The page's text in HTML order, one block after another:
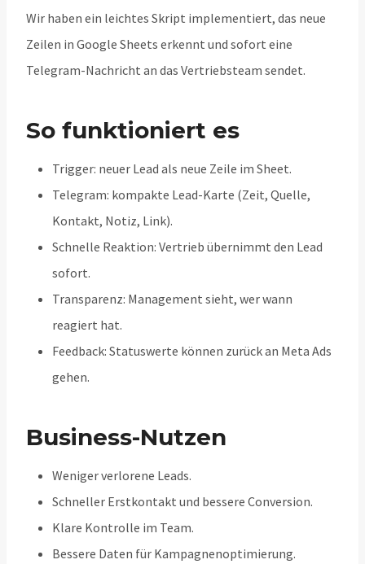
Wir haben ein leichtes Skript implementiert, das neue
Zeilen in Google Sheets erkennt und sofort eine
Telegram-Nachricht an das Vertriebsteam sendet.
So funktioniert es
Trigger: neuer Lead als neue Zeile im Sheet.
Telegram: kompakte Lead-Karte (Zeit, Quelle,
Kontakt, Notiz, Link).
Schnelle Reaktion: Vertrieb übernimmt den Lead
sofort.
Transparenz: Management sieht, wer wann
reagiert hat.
Feedback: Statuswerte können zurück an Meta Ads
gehen.
Business-Nutzen
Weniger verlorene Leads.
Schneller Erstkontakt und bessere Conversion.
Klare Kontrolle im Team.
Bessere Daten für Kampagnenoptimierung.